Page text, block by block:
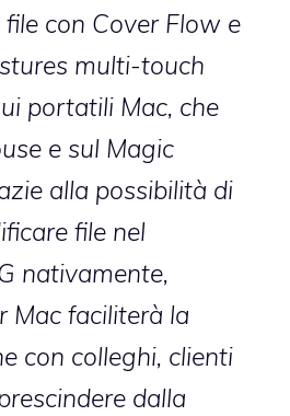
con Cover Flow e
multi-touch
portatili Mac, che
e sul Magic
alla possibilità di
file nel
nativamente,
Mac faciliterà la
con colleghi, clienti
dalla